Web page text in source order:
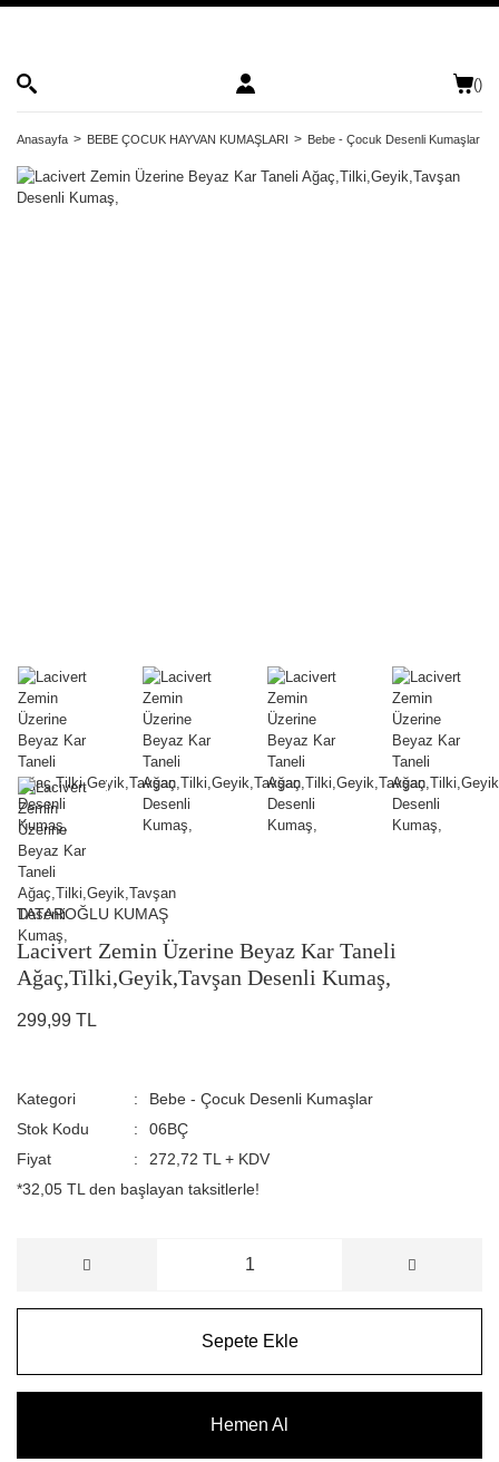
()
Anasayfa BEBE ÇOCUK HAYVAN KUMAŞLARI Bebe - Çocuk Desenli Kumaşlar
TATAROĞLU KUMAŞ
Lacivert Zemin Üzerine Beyaz Kar Taneli
Ağaç,Tilki,Geyik,Tavşan Desenli Kumaş,
299,99 TL
Kategori
Bebe - Çocuk Desenli Kumaşlar
Stok Kodu
06BÇ
Fiyat
272,72 TL + KDV
*32,05 TL den başlayan taksitlerle!
Sepete Ekle
Hemen Al